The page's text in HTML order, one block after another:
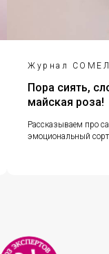
Журнал
Пора сиять,
майская роза!
Рассказываем про
эмоциональный